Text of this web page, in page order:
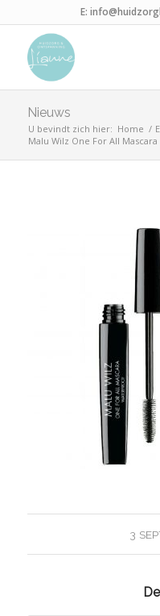
E:
Nieuws
U bevindt zich hier: Home /
Malu Wilz One For All
3